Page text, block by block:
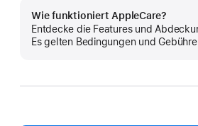
Wie funktioniert AppleCare?
Entdecke die Features und
Es gelten Bedingungen und